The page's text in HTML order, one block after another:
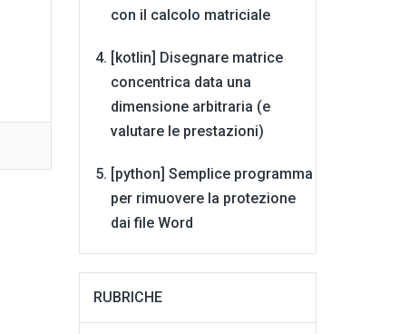
con il calcolo matriciale
[kotlin] Disegnare matrice
concentrica data una
dimensione arbitraria (e
valutare le prestazioni)
[python] Semplice programma
per rimuovere la protezione
dai file Word
RUBRICHE